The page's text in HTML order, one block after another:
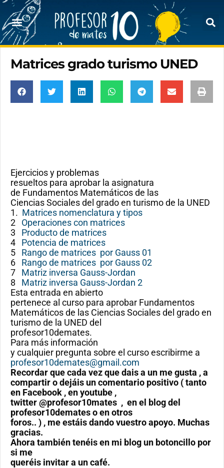
Matrices grado turismo UNED
Ejercicios y problemas
resueltos para aprobar la asignatura
de Fundamentos Matemáticos de las
Ciencias Sociales del grado en turismo de la UNED
1. Matrices nomenclatura y tipos
2 Operaciones con matrices
3 Producto de matrices
4 Potencia de matrices
5 Rango de matrices por Gauss 01
6 Rango de matrices por Gauss 02
7 Matriz inversa Gauss-Jordan
8 Matriz inversa Gauss-Jordan 2
Esta entrada en abierto
pertenece al curso para aprobar Fundamentos
Matemáticos de las Ciencias Sociales del grado en
turismo de la UNED del
profesor10demates.
Para más información
y cualquier pregunta sobre el curso escribirme a
profesor10demates@gmail.com
Recordar que cada vez que dais a un me gusta , a
compartir o dejáis un comentario positivo ( tanto
en Facebook , en youtube ,
twitter @profesor10mates , en el blog del
profesor10demates o en otros
foros.. ) , me estáis dando vuestro apoyo. Muchas
gracias.
Ahora también tenéis en mi blog un botoncillo por
si me
queréis invitar a un café.